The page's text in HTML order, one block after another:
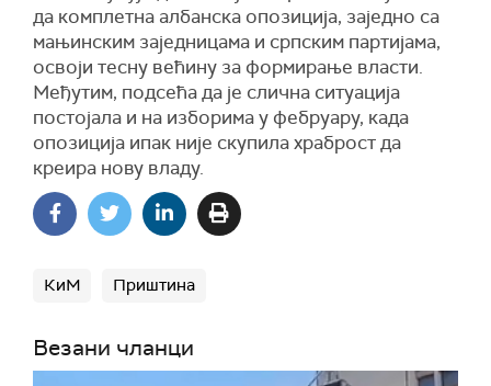
да комплетна албанска опозиција, заједно са
мањинским заједницама и српским партијама,
освоји тесну већину за формирање власти.
Међутим, подсећа да је слична ситуација
постојала и на изборима у фебруару, када
опозиција ипак није скупила храброст да
креира нову владу.
КиМ Приштина
Везани чланци